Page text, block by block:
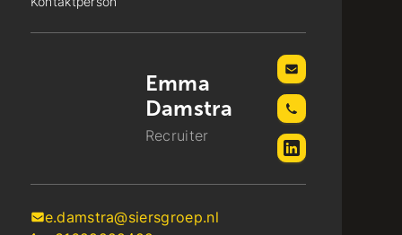
Emma
Damstra
Recruiter
e.damstra@siersgroep.nl